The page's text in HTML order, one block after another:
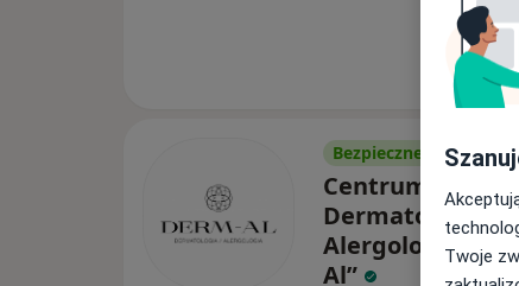
Bezpieczne płatności
Centrum
Alergologiczne
Al”
Twoje